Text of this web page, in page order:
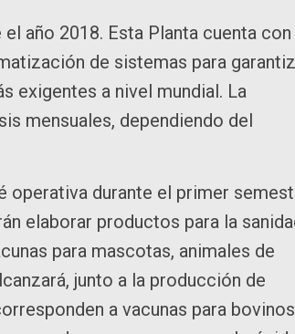
año 2018. Esta Planta cuenta con
de sistemas para
exigentes a nivel mundial. La
mensuales, dependiendo del
operativa durante el primer
elaborar productos para la
para mascotas, animales de
junto a la producción de
a vacunas para bovinos